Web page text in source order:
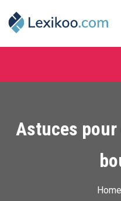
Lexikoo
Astuces
Home